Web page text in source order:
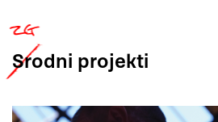
Srodni projekti